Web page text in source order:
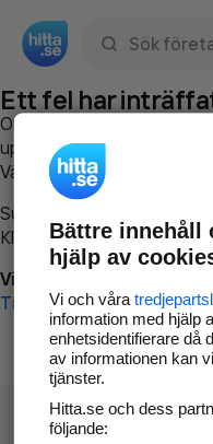
Ett fel har
Om du vill kan du
uppstod så att vi lättare
Vänligen försök med
Surfa till
Klicka påTillbaka-knappen
Vi beklagar besväret!
Till startsidan
Bättre innehåll
hjälp av
Vi och våra
information med hjälp
enhetsidentifierare då
av informationen kan
tjänster.
Hitta.se och dess
följande: